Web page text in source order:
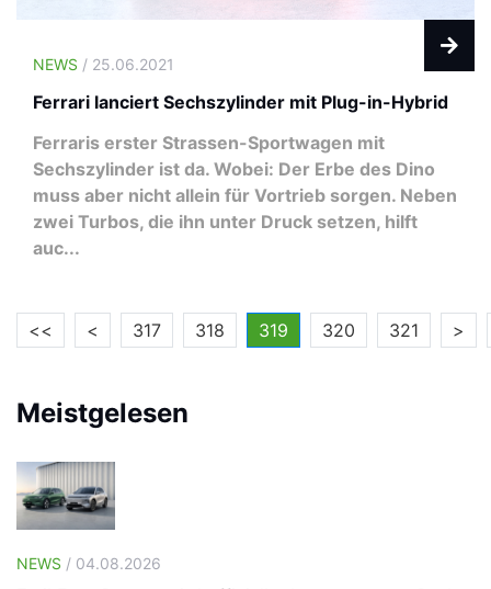
NEWS / 25.06.2021
Ferrari lanciert Sechszylinder mit Plug-in-Hybrid
Ferraris erster Strassen-Sportwagen mit
Sechszylinder ist da. Wobei: Der Erbe des Dino
muss aber nicht allein für Vortrieb sorgen. Neben
zwei Turbos, die ihn unter Druck setzen, hilft
auc...
<< < 317 318 319 320 321 >
Meistgelesen
NEWS / 04.08.2026